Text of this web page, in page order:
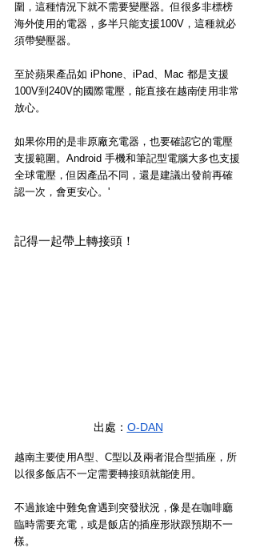
圍，這種情況下就不需要變壓器。但很多非標榜
海外使用的電器，多半只能支援100V，這種就必
須帶變壓器。
至於蘋果產品如 iPhone、iPad、Mac 都是支援
100V到240V的國際電壓，能直接在越南使用非常
放心。
如果你用的是非原廠充電器，也要確認它的電壓
支援範圍。Android 手機和筆記型電腦大多也支援
全球電壓，但因產品不同，還是建議出發前再確
認一次，會更安心。'
記得一起帶上轉接頭！
出處： O-DAN
越南主要使用A型、C型以及兩者混合型插座，所
以很多飯店不一定需要轉接頭就能使用。
不過旅途中難免會遇到突發狀況，像是在咖啡廳
臨時需要充電，或是飯店的插座形狀跟預期不一
樣。